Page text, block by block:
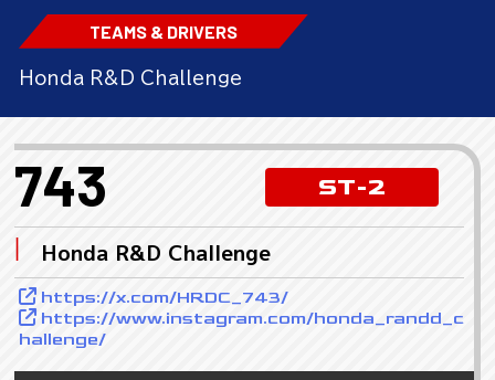
TEAMS & DRIVERS
Honda R&D Challenge
743 ST-2
Honda R&D Challenge
https://x.com/HRDC_743/
https://www.instagram.com/honda_randd_c
hallenge/